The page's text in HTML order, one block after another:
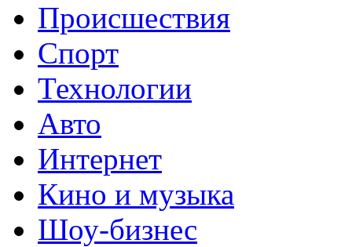
Происшествия
Спорт
Технологии
Авто
Интернет
Кино и музыка
Шоу-бизнес